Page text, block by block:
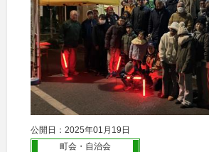
公開日：2025年01月19日
町会・自治会